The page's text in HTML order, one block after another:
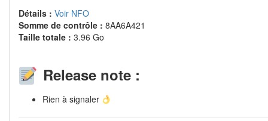
Détails : Voir NFO
Somme de contrôle : 8AA6A421
Taille totale : 3.96 Go
Release note :
Rien à signaler